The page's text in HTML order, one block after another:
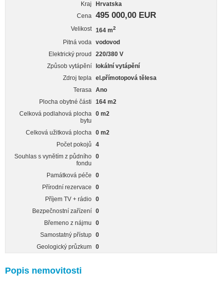
Kraj
Hrvatska
Cena 495 000,00 EUR
Velikost 164 m2
Pitná voda vodovod
Elektrický proud
220/380 V
Způsob vytápění
lokální vytápění
Zdroj tepla el.přímotopová tělesa
Terasa Ano
Plocha obytné části
164 m2
Celková podlahová plocha
bytu
0 m2
Celková užitková plocha 0 m2
Počet pokojů
4
Souhlas s vynětím z půdního
fondu
0
Památková péče
0
Přírodní rezervace
0
Příjem TV + rádio 0
Bezpečnostní zařízení 0
Břemeno z nájmu
0
Samostatný přístup 0
Geologický průzkum 0
Popis nemovitosti